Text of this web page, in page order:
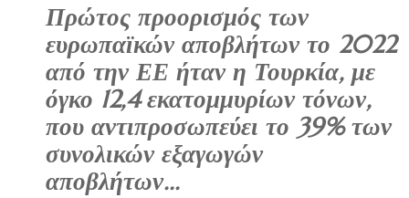
Πρώτος προορισμός των
ευρωπαϊκών αποβλήτων το 2022
από την ΕΕ ήταν η Τουρκία, με
όγκο 12,4 εκατομμυρίων τόνων,
που αντιπροσωπεύει το 39% των
συνολικών εξαγωγών
αποβλήτων...